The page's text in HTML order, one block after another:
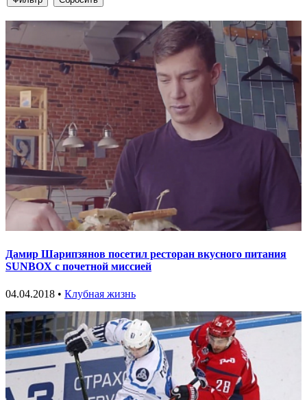
Дамир Шарипзянов посетил ресторан вкусного питания
SUNBOX с почетной миссией
04.04.2018 • Клубная жизнь